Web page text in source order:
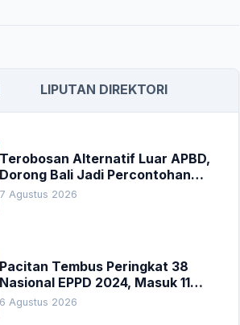
LIPUTAN DIREKTORI
Terobosan Alternatif Luar APBD,
Dorong Bali Jadi Percontohan
Nasional Pembiayaan Daerah
7 Agustus 2026
Pacitan Tembus Peringkat 38
Nasional EPPD 2024, Masuk 11
Besar di Jatim
6 Agustus 2026